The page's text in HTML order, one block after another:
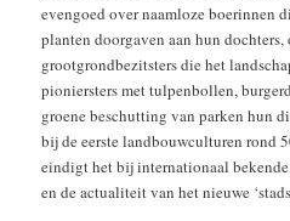
evengoed over naamloze boerinnen
planten doorgaven aan hun dochters,
grootgrondbezitsters die het
pioniersters met tulpenbollen,
groene beschutting van parken hun
bij de eerste landbouwculturen rond
eindigt het bij internationaal
en de actualiteit van het nieuwe